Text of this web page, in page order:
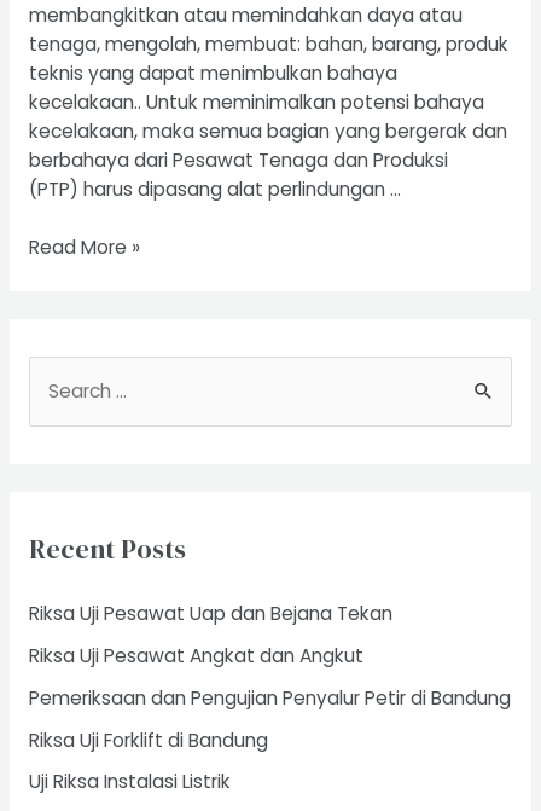
membangkitkan atau memindahkan daya atau
tenaga, mengolah, membuat: bahan, barang, produk
teknis yang dapat menimbulkan bahaya
kecelakaan.. Untuk meminimalkan potensi bahaya
kecelakaan, maka semua bagian yang bergerak dan
berbahaya dari Pesawat Tenaga dan Produksi
(PTP) harus dipasang alat perlindungan …
Riksa
dan
Produksi
Read More »
h
:
Recent Posts
Riksa Uji Pesawat Uap dan Bejana Tekan
Riksa Uji Pesawat Angkat dan Angkut
Pemeriksaan dan Pengujian Penyalur Petir di Bandung
Riksa Uji Forklift di Bandung
Uji Riksa Instalasi Listrik